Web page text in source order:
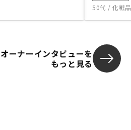
50代 / 化粧
オーナーインタビューを
もっと見る